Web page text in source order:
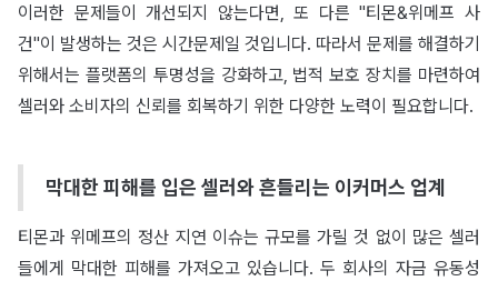
이러한 문제들이 개선되지 않는다면, 또 다른 "티몬&위메프 사
건"이 발생하는 것은 시간문제일 것입니다. 따라서 문제를 해결하기
위해서는 플랫폼의 투명성을 강화하고, 법적 보호 장치를 마련하여
셀러와 소비자의 신뢰를 회복하기 위한 다양한 노력이 필요합니다.
막대한 피해를 입은 셀러와 흔들리는 이커머스 업계
티몬과 위메프의 정산 지연 이슈는 규모를 가릴 것 없이 많은 셀러
들에게 막대한 피해를 가져오고 있습니다. 두 회사의 자금 유동성